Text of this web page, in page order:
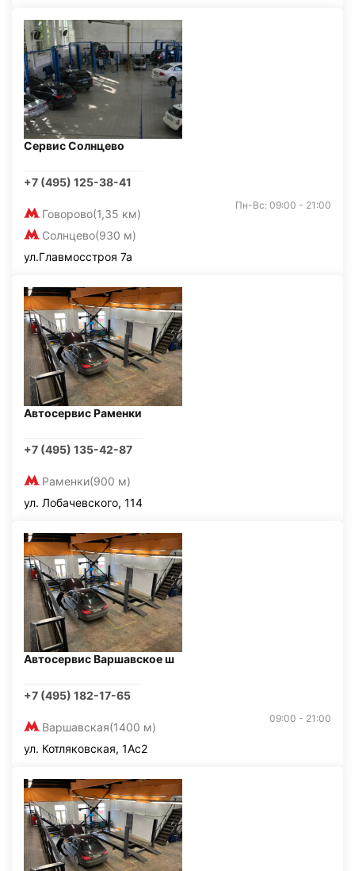
Сервис Солнцево
+7 (495) 125-38-41
Говорово(1,35 км)
Солнцево(930 м)
Пн-Вс: 09:00 - 21:00
ул.Главмосстроя 7а
Автосервис Раменки
+7 (495) 135-42-87
Раменки(900 м)
ул. Лобачевского, 114
Автосервис Варшавское ш
+7 (495) 182-17-65
Варшавская(1400 м)
09:00 - 21:00
ул. Котляковская, 1Ас2